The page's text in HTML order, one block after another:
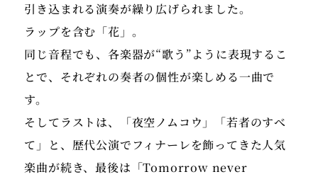
引き込まれる演奏が繰り広げられました。
ラップを含む「花」。
同じ音程でも、各楽器が“歌う”ように表現するこ
とで、それぞれの奏者の個性が楽しめる一曲で
す。
そしてラストは、「夜空ノムコウ」「若者のすべ
て」と、歴代公演でフィナーレを飾ってきた人気
楽曲が続き、最後は「Tomorrow never